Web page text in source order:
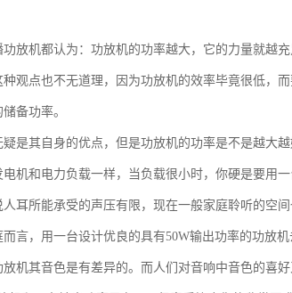
放机都认为：功放机的功率越大，它的力量就越
观点也不无道理，因为功放机的效率毕竟很低，
备功率。
是其自身的优点，但是功放机的功率是不是越大
电机和电力负载一样，当负载很小时，你硬是要用
耳所能承受的声压有限，现在一般家庭聆听的空
言，用一台设计优良的具有50W输出功率的功放
放机其音色是有差异的。而人们对音响中音色的喜